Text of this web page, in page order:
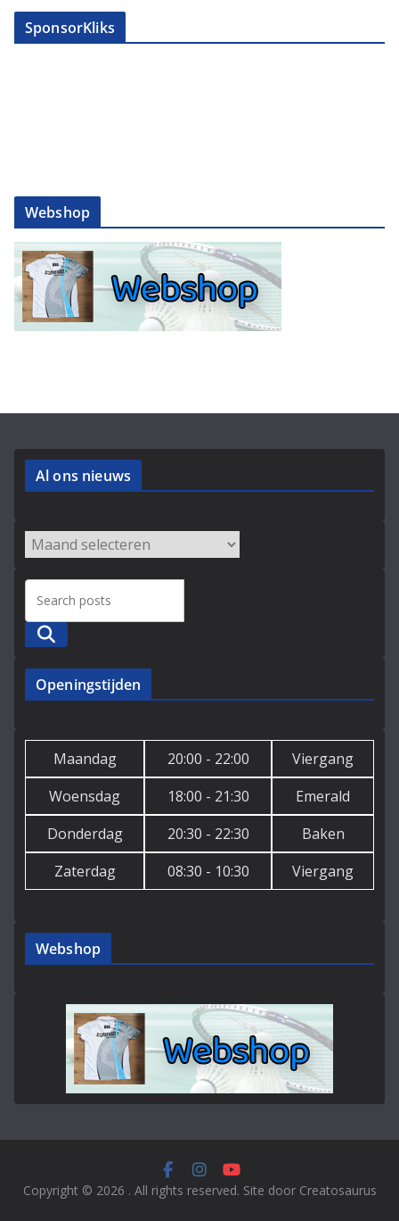
SponsorKliks
Webshop
Al ons nieuws
Archieven
Zoeken
Openingstijden
Maandag 20:00 - 22:00
Viergang
Woensdag
18:00 - 21:30
Emerald
Donderdag
20:30 - 22:30
Baken
Zaterdag
08:30 - 10:30 Viergang
Webshop
Copyright © 2026 . All rights reserved. Site door Creatosaurus